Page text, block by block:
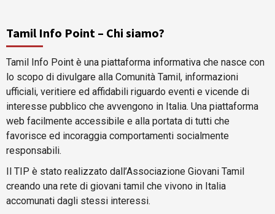
Tamil Info Point – Chi siamo?
Tamil Info Point è una piattaforma informativa che nasce con
lo scopo di divulgare alla Comunità Tamil, informazioni
ufficiali, veritiere ed affidabili riguardo eventi e vicende di
interesse pubblico che avvengono in Italia. Una piattaforma
web facilmente accessibile e alla portata di tutti che
favorisce ed incoraggia comportamenti socialmente
responsabili.
Il TIP è stato realizzato dall’Associazione Giovani Tamil
creando una rete di giovani tamil che vivono in Italia
accomunati dagli stessi interessi.